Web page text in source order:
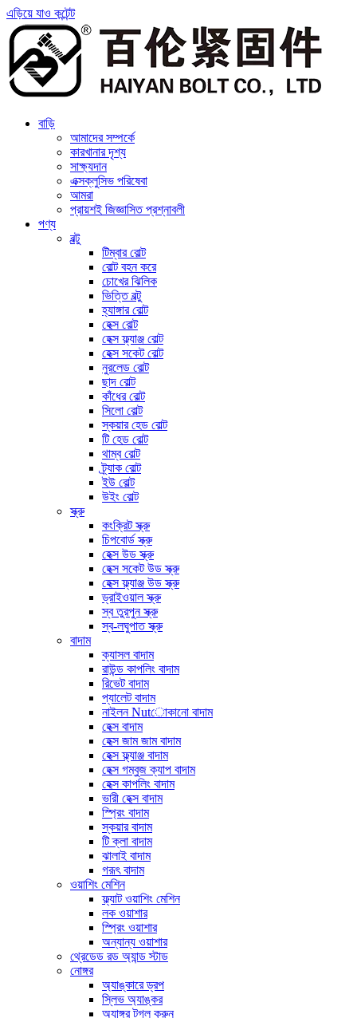
এড়িয়ে যাও কন্টেন্ট
বাড়ি
আমাদের সম্পর্কে
কারখানার দৃশ্য
সাক্ষ্যদান
এক্সক্লুসিভ পরিষেবা
আমরা
প্রায়শই জিজ্ঞাসিত প্রশ্নাবলী
পণ্য
বল্টু
টিম্বার বোল্ট
বোল্ট বহন করে
চোখের ঝিলিক
ভিত্তি বল্টু
হ্যাঙ্গার বোল্ট
হেক্স বোল্ট
হেক্স ফ্ল্যাঞ্জ বোল্ট
হেক্স সকেট বোল্ট
নুরলেড বোল্ট
ছাদ বোল্ট
কাঁধের বোল্ট
সিলো বোল্ট
স্কয়ার হেড বোল্ট
টি হেড বোল্ট
থাম্ব বোল্ট
ট্র্যাক বোল্ট
ইউ বোল্ট
উইং বোল্ট
স্ক্রু
কংক্রিট স্ক্রু
চিপবোর্ড স্ক্রু
হেক্স উড স্ক্রু
হেক্স সকেট উড স্ক্রু
হেক্স ফ্ল্যাঞ্জ উড স্ক্রু
ড্রাইওয়াল স্ক্রু
স্ব তুরপুন স্ক্রু
স্ব-লঘুপাত স্ক্রু
বাদাম
ক্যাসল বাদাম
রাউন্ড কাপলিং বাদাম
রিভেট বাদাম
প্যালেট বাদাম
নাইলন Nutোকানো বাদাম
হেক্স বাদাম
হেক্স জাম জাম বাদাম
হেক্স ফ্ল্যাঞ্জ বাদাম
হেক্স গম্বুজ ক্যাপ বাদাম
হেক্স কাপলিং বাদাম
ভারী হেক্স বাদাম
স্প্রিং বাদাম
স্কয়ার বাদাম
টি ক্লা বাদাম
ঝালাই বাদাম
গরূৎ বাদাম
ওয়াশিং মেশিন
ফ্ল্যাট ওয়াশিং মেশিন
লক ওয়াশার
স্প্রিং ওয়াশার
অন্যান্য ওয়াশার
থ্রেডেড রড অ্যান্ড স্টাড
নোঙ্গর
অ্যাঙ্কারে ড্রপ
স্লিভ অ্যাঙ্কর
অ্যাঙ্গর টগল করুন